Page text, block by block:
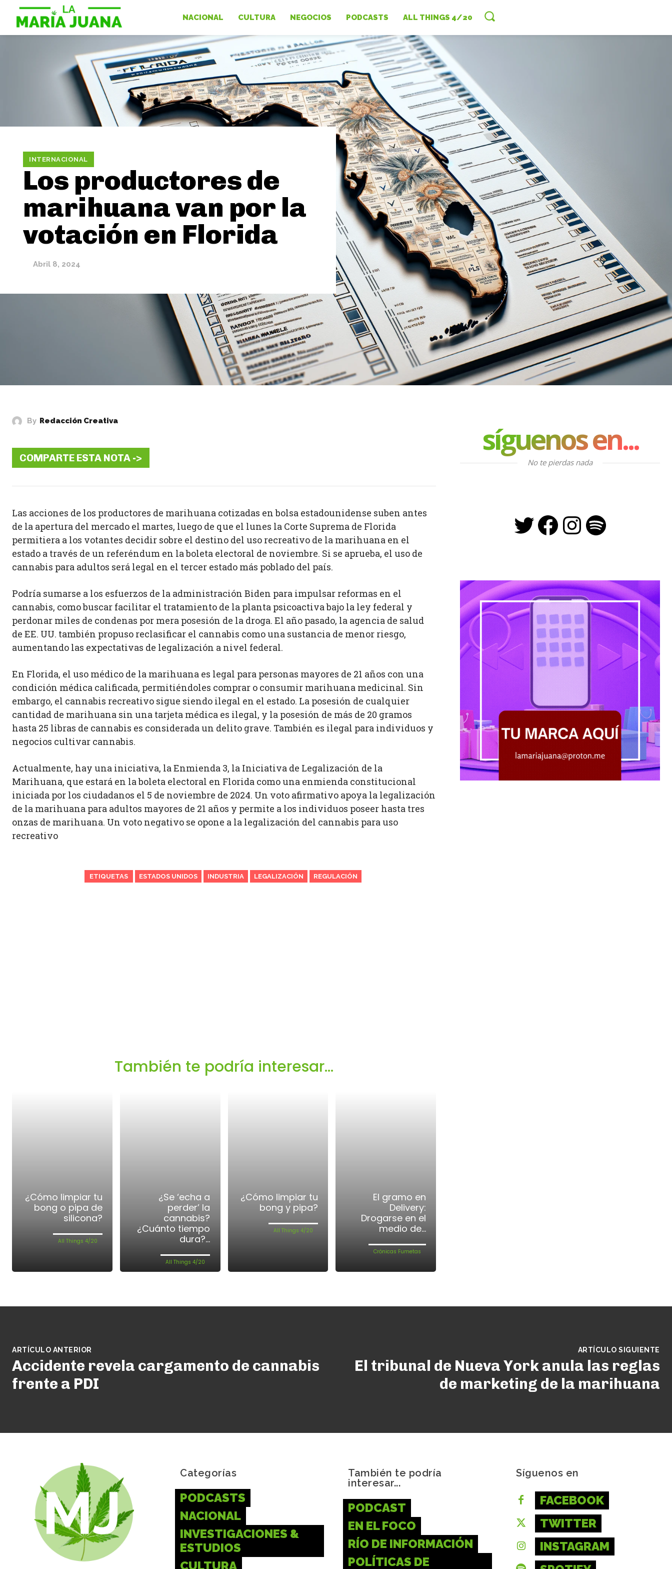
NACIONAL CULTURA NEGOCIOS PODCASTS ALL THINGS 4/20
INTERNACIONAL
Los productores de
marihuana van por la
votación en Florida
Abril 8, 2024
By Redacción Creativa
COMPARTE ESTA NOTA ->
Las acciones de los productores de marihuana cotizadas en bolsa estadounidense suben antes
de la apertura del mercado el martes, luego de que el lunes la Corte Suprema de Florida
permitiera a los votantes decidir sobre el destino del uso recreativo de la marihuana en el
estado a través de un referéndum en la boleta electoral de noviembre. Si se aprueba, el uso de
cannabis para adultos será legal en el tercer estado más poblado del país.
Podría sumarse a los esfuerzos de la administración Biden para impulsar reformas en el
cannabis, como buscar facilitar el tratamiento de la planta psicoactiva bajo la ley federal y
perdonar miles de condenas por mera posesión de la droga. El año pasado, la agencia de salud
de EE. UU. también propuso reclasificar el cannabis como una sustancia de menor riesgo,
aumentando las expectativas de legalización a nivel federal.
En Florida, el uso médico de la marihuana es legal para personas mayores de 21 años con una
condición médica calificada, permitiéndoles comprar o consumir marihuana medicinal. Sin
embargo, el cannabis recreativo sigue siendo ilegal en el estado. La posesión de cualquier
cantidad de marihuana sin una tarjeta médica es ilegal, y la posesión de más de 20 gramos
hasta 25 libras de cannabis es considerada un delito grave. También es ilegal para individuos y
negocios cultivar cannabis.
Actualmente, hay una iniciativa, la Enmienda 3, la Iniciativa de Legalización de la
Marihuana, que estará en la boleta electoral en Florida como una enmienda constitucional
iniciada por los ciudadanos el 5 de noviembre de 2024. Un voto afirmativo apoya la legalización
de la marihuana para adultos mayores de 21 años y permite a los individuos poseer hasta tres
onzas de marihuana. Un voto negativo se opone a la legalización del cannabis para uso
recreativo​
ETIQUETAS ESTADOS UNIDOS INDUSTRIA LEGALIZACIÓN REGULACIÓN
También te podría interesar...
¿Cómo limpiar tu
bong o pipa de
silicona?
All Things 4/20
¿Se ‘echa a
perder’ la
cannabis?
¿Cuánto tiempo
dura?...
All Things 4/20
¿Cómo limpiar tu
bong y pipa?
All Things 4/20
El gramo en
Delivery:
Drogarse en el
medio de...
Crónicas Fumetas
síguenos en...
No te pierdas nada
Twitter
Facebook
Instagram
Spotify
ARTÍCULO ANTERIOR
Accidente revela cargamento de cannabis
frente a PDI
ARTÍCULO SIGUIENTE
El tribunal de Nueva York anula las reglas
de marketing de la marihuana
Categorías
PODCASTS
NACIONAL
INVESTIGACIONES &
ESTUDIOS
CULTURA
También te podría
interesar...
PODCAST
EN EL FOCO
RÍO DE INFORMACIÓN
POLÍTICAS DE
Síguenos en
FACEBOOK
TWITTER
INSTAGRAM